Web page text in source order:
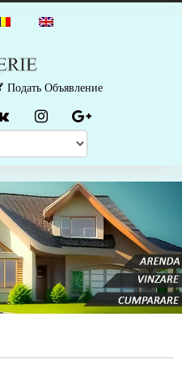
Подать Объявление